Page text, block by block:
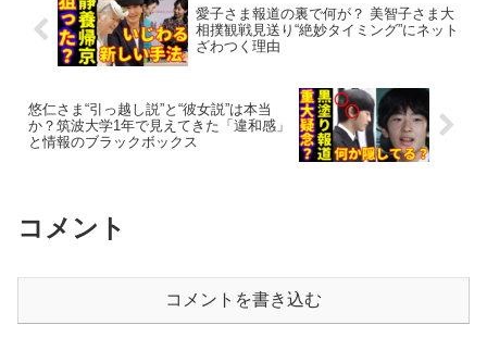
愛子さま報道の裏で何が？ 美智子さま大
相撲観戦見送り“絶妙タイミング”にネット
ざわつく理由
悠仁さま“引っ越し説”と“彼女説”は本当
か？筑波大学1年で見えてきた「違和感」
と情報のブラックボックス
コメント
コメントを書き込む